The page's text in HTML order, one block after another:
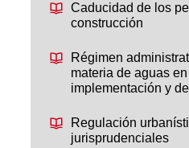
Caducidad de los
construcción
Régimen
materia de aguas
implementación y
Regulación
jurisprudenciales